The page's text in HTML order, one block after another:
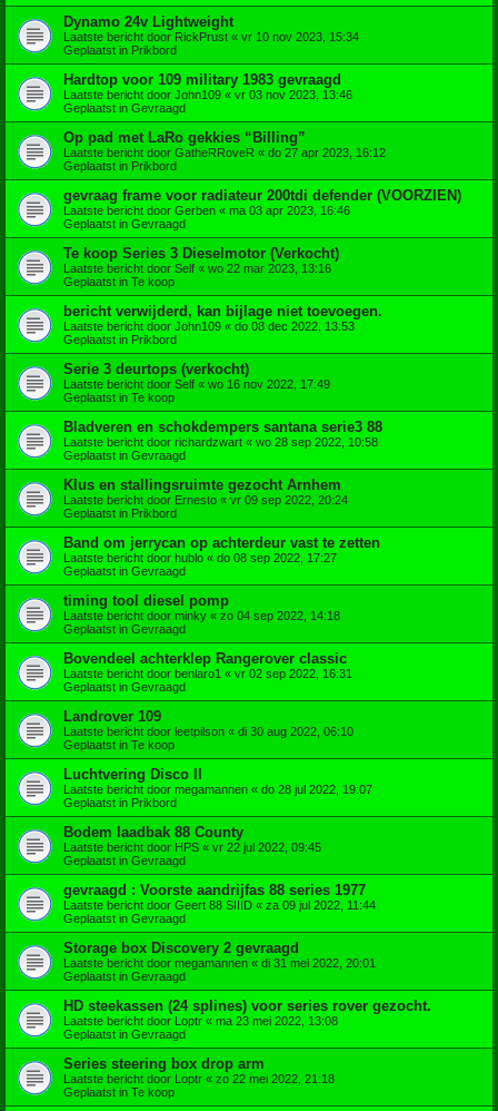
Dynamo 24v Lightweight
Laatste bericht door RickPrust « vr 10 nov 2023, 15:34
Geplaatst in Prikbord
Hardtop voor 109 military 1983 gevraagd
Laatste bericht door John109 « vr 03 nov 2023, 13:46
Geplaatst in Gevraagd
Op pad met LaRo gekkies “Billing”
Laatste bericht door GatheRRoveR « do 27 apr 2023, 16:12
Geplaatst in Prikbord
gevraag frame voor radiateur 200tdi defender (VOORZIEN)
Laatste bericht door Gerben « ma 03 apr 2023, 16:46
Geplaatst in Gevraagd
Te koop Series 3 Dieselmotor (Verkocht)
Laatste bericht door Self « wo 22 mar 2023, 13:16
Geplaatst in Te koop
bericht verwijderd, kan bijlage niet toevoegen.
Laatste bericht door John109 « do 08 dec 2022, 13:53
Geplaatst in Prikbord
Serie 3 deurtops (verkocht)
Laatste bericht door Self « wo 16 nov 2022, 17:49
Geplaatst in Te koop
Bladveren en schokdempers santana serie3 88
Laatste bericht door richardzwart « wo 28 sep 2022, 10:58
Geplaatst in Gevraagd
Klus en stallingsruimte gezocht Arnhem
Laatste bericht door Ernesto « vr 09 sep 2022, 20:24
Geplaatst in Prikbord
Band om jerrycan op achterdeur vast te zetten
Laatste bericht door hublo « do 08 sep 2022, 17:27
Geplaatst in Gevraagd
timing tool diesel pomp
Laatste bericht door minky « zo 04 sep 2022, 14:18
Geplaatst in Gevraagd
Bovendeel achterklep Rangerover classic
Laatste bericht door benlaro1 « vr 02 sep 2022, 16:31
Geplaatst in Gevraagd
Landrover 109
Laatste bericht door leetpilson « di 30 aug 2022, 06:10
Geplaatst in Te koop
Luchtvering Disco II
Laatste bericht door megamannen « do 28 jul 2022, 19:07
Geplaatst in Prikbord
Bodem laadbak 88 County
Laatste bericht door HPS « vr 22 jul 2022, 09:45
Geplaatst in Gevraagd
gevraagd : Voorste aandrijfas 88 series 1977
Laatste bericht door Geert 88 SIIID « za 09 jul 2022, 11:44
Geplaatst in Gevraagd
Storage box Discovery 2 gevraagd
Laatste bericht door megamannen « di 31 mei 2022, 20:01
Geplaatst in Gevraagd
HD steekassen (24 splines) voor series rover gezocht.
Laatste bericht door Loptr « ma 23 mei 2022, 13:08
Geplaatst in Gevraagd
Series steering box drop arm
Laatste bericht door Loptr « zo 22 mei 2022, 21:18
Geplaatst in Te koop